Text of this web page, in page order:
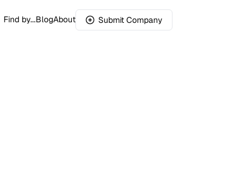
Find by...BlogAbout Submit Company